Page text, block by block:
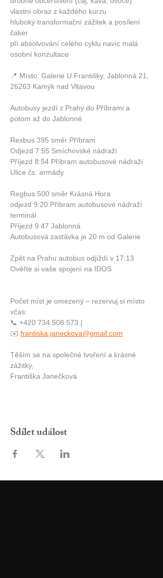
vlastní obraz z každého kurzu
hluboký transformační zážitek a posílení
čaker
při absolvování celého cyklu navíc malá
osobní konzultace
📍 Místo: Galerie U Františky, Jablonná 21,
26263 Kamýk nad Vltavou
Autobusy jezdí z Prahy do Příbrami a
potom až do Jablonné
Rexbus 395 směr Příbram
Odjezd 7:55 Smíchovské nádraží
Příjezd 8:54 Příbram autobusové nádraží
Ulice čs. armády
Regbus 500 směr Krásná Hora
odjezd 9:20 Příbram autobusové nádraží
terminál
Příjezd 9:47 Jablonná
Autobusová zastávka je 20 m od Galerie
Zpět na Prahu autobus odjíždí v 17:13
Ověřte si vaše spojení na IDOS
Počet míst je omezený – rezervuj si místo
včas:
📞 +420 734 508 573 |
✉️ frantiska.janeckova@gmail.com
Těším se na společné tvoření a krásné
zážitky,
Františka Janečková
Sdílet událost